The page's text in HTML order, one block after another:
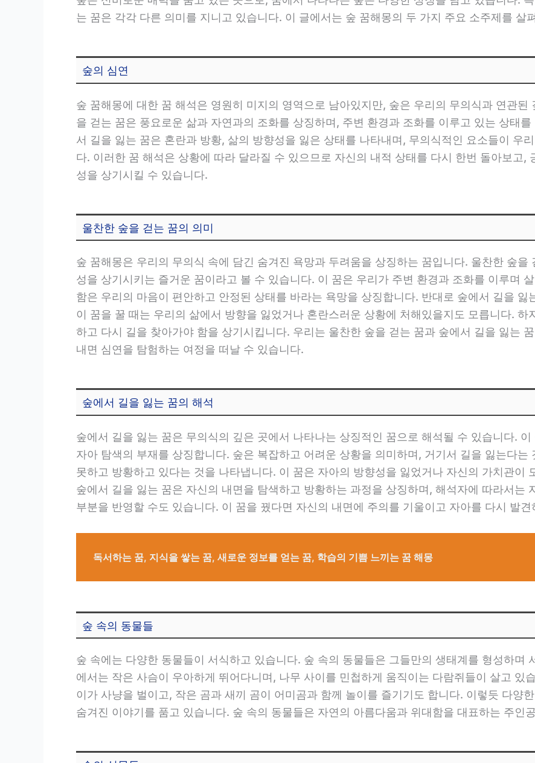
는 꿈은 각각 다른 의미를 지니고 있습니다. 이 글에서는 숲 꿈해몽의 두 가지 주요 소주제를 살
숲의 심연
숲 꿈해몽에 대한 꿈 해석은 영원히 미지의 영역으로 남아있지만, 숲은 우리의 무의식과 연관
을 걷는 꿈은 풍요로운 삶과 자연과의 조화를 상징하며, 주변 환경과 조화를 이루고 있는 상태
서 길을 잃는 꿈은 혼란과 방황, 삶의 방향성을 잃은 상태를 나타내며, 무의식적인 요소들이 우
다. 이러한 꿈 해석은 상황에 따라 달라질 수 있으므로 자신의 내적 상태를 다시 한번 돌아보고,
성을 상기시킬 수 있습니다.
울찬한 숲을 걷는 꿈의 의미
숲 꿈해몽은 우리의 무의식 속에 담긴 숨겨진 욕망과 두려움을 상징하는 꿈입니다. 울찬한 숲
성을 상기시키는 즐거운 꿈이라고 볼 수 있습니다. 이 꿈은 우리가 주변 환경과 조화를 이루며
함은 우리의 마음이 편안하고 안정된 상태를 바라는 욕망을 상징합니다. 반대로 숲에서 길을
이 꿈을 꿀 때는 우리의 삶에서 방향을 잃었거나 혼란스러운 상황에 처해있을지도 모릅니다.
하고 다시 길을 찾아가야 함을 상기시킵니다. 우리는 울찬한 숲을 걷는 꿈과 숲에서 길을 잃는
내면 심연을 탐험하는 여정을 떠날 수 있습니다.
숲에서 길을 잃는 꿈의 해석
숲에서 길을 잃는 꿈은 무의식의 깊은 곳에서 나타나는 상징적인 꿈으로 해석될 수 있습니다.
자아 탐색의 부재를 상징합니다. 숲은 복잡하고 어려운 상황을 의미하며, 거기서 길을 잃는다는
못하고 방황하고 있다는 것을 나타냅니다. 이 꿈은 자아의 방향성을 잃었거나 자신의 가치관이
숲에서 길을 잃는 꿈은 자신의 내면을 탐색하고 방황하는 과정을 상징하며, 해석자에 따라서는
부분을 반영할 수도 있습니다. 이 꿈을 꿨다면 자신의 내면에 주의를 기울이고 자아를 다시 발
독서하는 꿈, 지식을 쌓는 꿈, 새로운 정보를 얻는 꿈, 학습의 기쁨 느끼는 꿈 해몽
숲 속의 동물들
숲 속에는 다양한 동물들이 서식하고 있습니다. 숲 속의 동물들은 그들만의 생태계를 형성하며
에서는 작은 사슴이 우아하게 뛰어다니며, 나무 사이를 민첩하게 움직이는 다람쥐들이 살고 있
이가 사냥을 벌이고, 작은 곰과 새끼 곰이 어미곰과 함께 놀이를 즐기기도 합니다. 이렇듯 다양
숨겨진 이야기를 품고 있습니다. 숲 속의 동물들은 자연의 아름다움과 위대함을 대표하는 주인